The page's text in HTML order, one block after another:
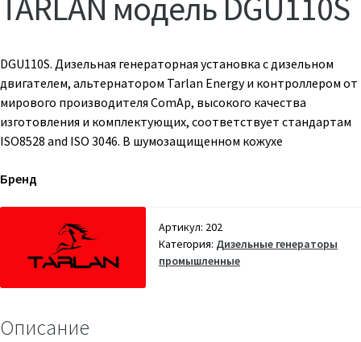
DGU110S. Дизельная генераторная установка с дизельном
двигателем, альтернатором Tarlan Energy и контроллером от
мирового производителя ComAp, высокого качества
изготовления и комплектующих, соответствует стандартам
ISO8528 and ISO 3046. В шумозащищенном кожухе
Бренд
Артикул: 202
Категория: Дизельные генераторы
промышленные
Описание